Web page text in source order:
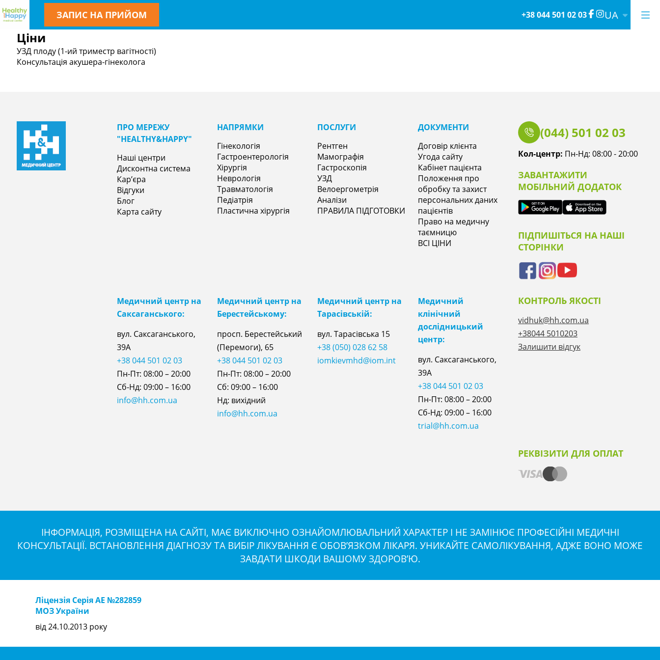
ЗАПИС НА ПРИЙОМ +38 044 501 02 03 UA
Ціни
УЗД плоду (1-ий триместр вагітності)
Консультація акушера-гінеколога
ПРО МЕРЕЖУ
"НEALTHY&НAPPY"
Наші центри
Дисконтна система
Кар’єра
Відгуки
Блог
Карта сайту
НАПРЯМКИㅤ
Гінекологія
Гастроентерологія
Хірургія
Неврологія
Травматологія
Педіатрія
Пластична хірургія
ПОСЛУГИ
Рентген
Мамографія
Гастроскопія
УЗД
Велоергометрія
Аналізи
ПРАВИЛА ПІДГОТОВКИ
ДОКУМЕНТИ
Договір клієнта
Угода сайту
Кабінет пацієнта
Положення про
обробку та захист
персональних даних
пацієнтів
Право на медичну
таємницю
ВСІ ЦІНИ
(044) 501 02 03
Кол-центр: Пн-Нд: 08:00 - 20:00
ЗАВАНТАЖИТИ
МОБІЛЬНИЙ ДОДАТОК
ПІДПИШІТЬСЯ НА НАШІ
СТОРІНКИ
Медичний центр на
Саксаганського:
вул. Саксаганського,
39А
+38 044 501 02 03
Пн-Пт: 08:00 – 20:00
Сб-Нд: 09:00 – 16:00
info@hh.com.ua
Медичний центр на
Берестейському:
просп. Берестейський
(Перемоги), 65
+38 044 501 02 03
Пн-Пт: 08:00 – 20:00
Сб: 09:00 – 16:00
Нд: вихідний
info@hh.com.ua
Медичний центр на
Тарасівській:
вул. Тарасівська 15
+38 (050) 028 62 58
iomkievmhd@iom.int
Медичний
клінічний
дослідницький
центр:
вул. Саксаганського,
39А
+38 044 501 02 03
Пн-Пт: 08:00 – 20:00
Сб-Нд: 09:00 – 16:00
trial@hh.com.ua
КОНТРОЛЬ ЯКОСТІ
vidhuk@hh.com.ua
+38044 5010203
Залишити відгук
РЕКВІЗИТИ ДЛЯ ОПЛАТ
ІНФОРМАЦІЯ, РОЗМІЩЕНА НА САЙТІ, МАЄ ВИКЛЮЧНО ОЗНАЙОМЛЮВАЛЬНИЙ ХАРАКТЕР І НЕ ЗАМІНЮЄ ПРОФЕСІЙНІ МЕДИЧНІ
КОНСУЛЬТАЦІЇ. ВСТАНОВЛЕННЯ ДІАГНОЗУ ТА ВИБІР ЛІКУВАННЯ Є ОБОВ’ЯЗКОМ ЛІКАРЯ. УНИКАЙТЕ САМОЛІКУВАННЯ, АДЖЕ ВОНО МОЖЕ
ЗАВДАТИ ШКОДИ ВАШОМУ ЗДОРОВ’Ю.
Ліцензія Серія АЕ №282859
МОЗ України
від 24.10.2013 року